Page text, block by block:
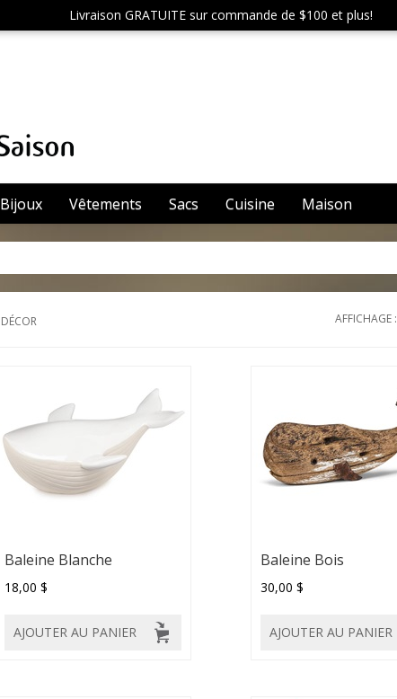
Livraison GRATUITE sur commande de $100 et plus!
Bijoux Vêtements Sacs Cuisine Maison
DÉCOR AFFICHAGE :
Baleine Blanche
18,00 $
AJOUTER AU PANIER
Baleine Bois
30,00 $
AJOUTER AU PANIER